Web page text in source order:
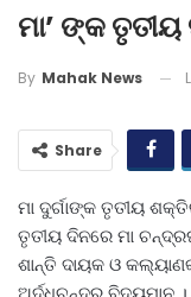
ମା’ ଙ୍କ
By Mahak News
Share
ମା ଦୁର୍ଗାଙ୍କ ତୃତୀୟ
ତୃତୀୟ ଦିନରେ ମା
ଶାନ୍ତି ଦାୟକ ଓ